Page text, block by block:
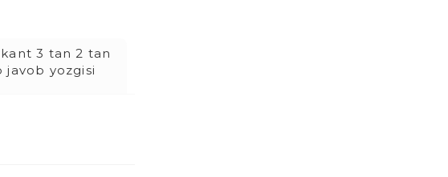
3 tan 2 tan
javob yozgisi